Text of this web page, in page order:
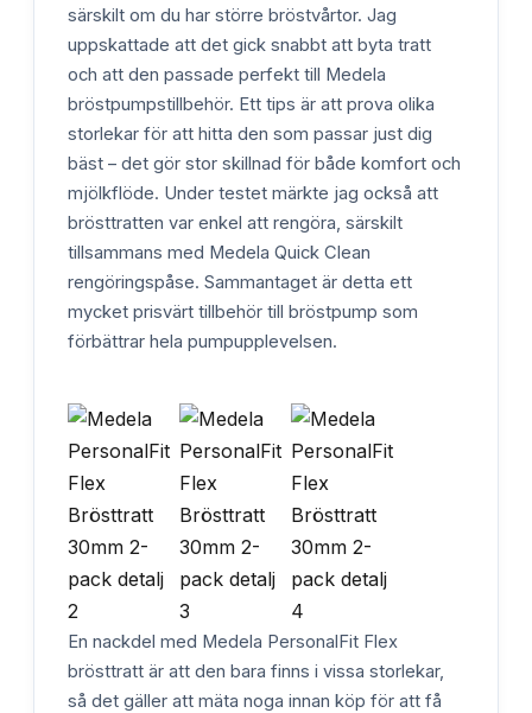
särskilt om du har större bröstvårtor. Jag
uppskattade att det gick snabbt att byta tratt
och att den passade perfekt till Medela
bröstpumpstillbehör. Ett tips är att prova olika
storlekar för att hitta den som passar just dig
bäst – det gör stor skillnad för både komfort och
mjölkflöde. Under testet märkte jag också att
brösttratten var enkel att rengöra, särskilt
tillsammans med Medela Quick Clean
rengöringspåse. Sammantaget är detta ett
mycket prisvärt tillbehör till bröstpump som
förbättrar hela pumpupplevelsen.
En nackdel med Medela PersonalFit Flex
brösttratt är att den bara finns i vissa storlekar,
så det gäller att mäta noga innan köp för att få